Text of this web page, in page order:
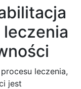
leczenia
leczenia,
jest